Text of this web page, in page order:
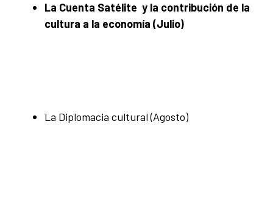
La Cuenta Satélite y la contribución de la
cultura a la economía (Julio)
La Diplomacia cultural (Agosto)